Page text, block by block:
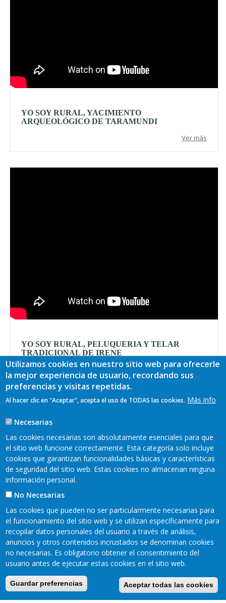
YO SOY RURAL, YACIMIENTO
ARQUEOLÓGICO DE TARAMUNDI
Ver más
YO SOY RURAL, PELUQUERIA Y TELAR
TRADICIONAL DE IRENE
Ver más
Paginación
Página
actual
1
Pie
de
Mapa web
Aviso legal
Política de privacidad
Cookies
Accesibilidad
Utilizamos cookies en nuestro sitio web para ofrecerle
la mejor experiencia de usuario, recordando sus
preferencias y visitas repetidas.
Al hacer clic en "Aceptar", acepta el uso de TODAS las cookies. Más info
Necesarias
Las cookies necesarias son absolutamente esenciales para que
el sitio web funcione correctamente. Esta categoría solo incluye
cookies que garantizan funcionalidades básicas y características
de seguridad del sitio web. Estas cookies no almacenan ninguna
información personal.
No Necesarias
Las cookies que pueden no ser particularmente necesarias para
el funcionamiento del sitio web y se utilizan específicamente para
recopilar datos personales del usuario a través de análisis,
anuncios y otros contenidos incrustados se denominan cookies
no necesarias. Es obligatorio obtener el consentimiento del
usuario antes de ejecutar estas cookies en el sitio web.
Guardar preferencias Aceptar todas las cookies